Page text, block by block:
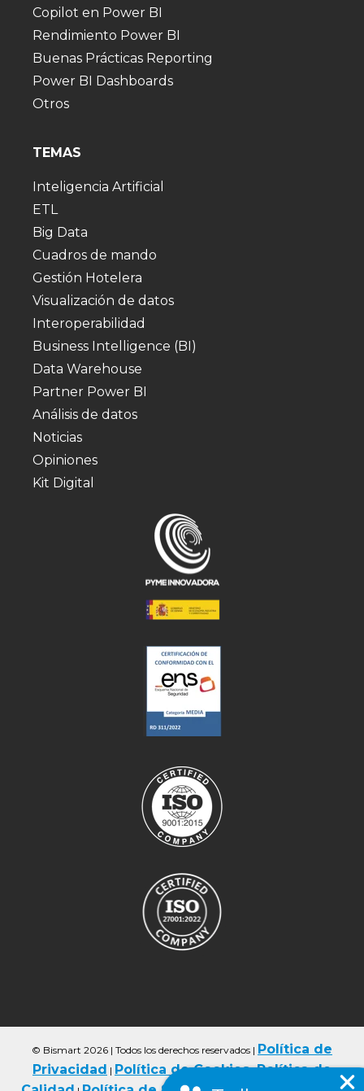
Copilot en Power BI
Rendimiento Power BI
Buenas Prácticas Reporting
Power BI Dashboards
Otros
TEMAS
Inteligencia Artificial
ETL
Big Data
Cuadros de mando
Gestión Hotelera
Visualización de datos
Interoperabilidad
Business Intelligence (BI)
Data Warehouse
Partner Power BI
Análisis de datos
Noticias
Opiniones
Kit Digital
© Bismart 2026 | Todos los derechos reservados | Política de
Privacidad | Política de Cookies | Política de